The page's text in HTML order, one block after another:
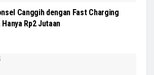
Canggih dengan Fast Charging
Hanya Rp2 Jutaan